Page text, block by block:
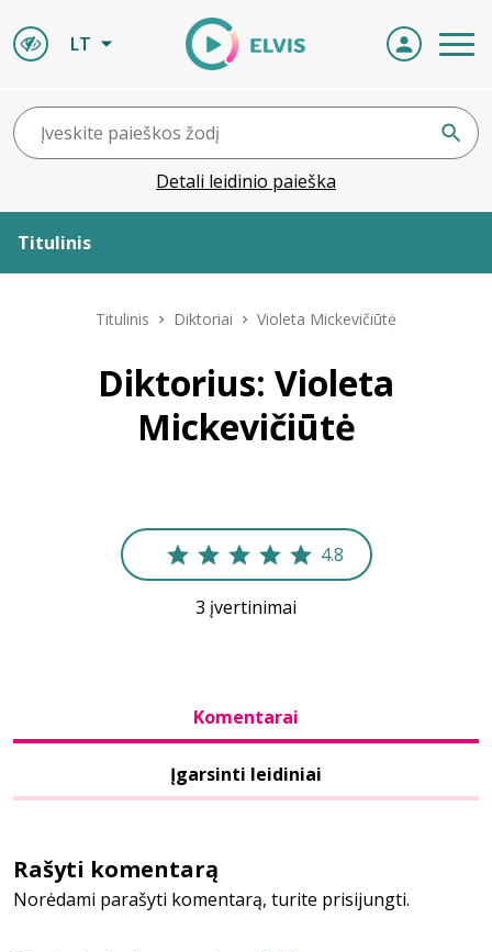
LT
Detali leidinio paieška
Titulinis
ELVIS atvyksta
Bibliotekoms
info@elvislab.lt
Titulinis Diktoriai Violeta Mickevičiūtė
Diktorius: Violeta
Mickevičiūtė
4.8
3 įvertinimai
Komentarai
Įgarsinti leidiniai
Rašyti komentarą
Norėdami parašyti komentarą, turite prisijungti.